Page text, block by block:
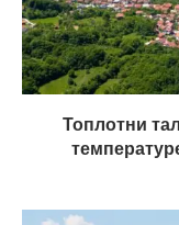
Топлотни